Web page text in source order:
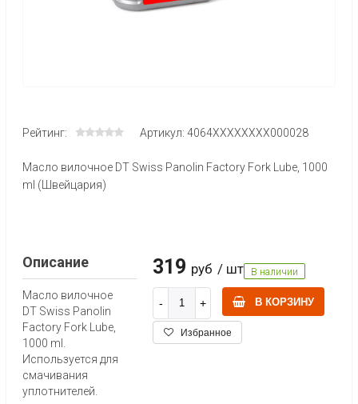
Рейтинг: Артикул: 4064XXXXXXXX000028
Масло вилочное DT Swiss Panolin Factory Fork Lube, 1000
ml (Швейцария)
319 руб / шт В наличии
В КОРЗИНУ
Избранное
Описание
Масло вилочное
DT Swiss Panolin
Factory Fork Lube,
1000 ml.
Используется для
смачивания
уплотнителей.